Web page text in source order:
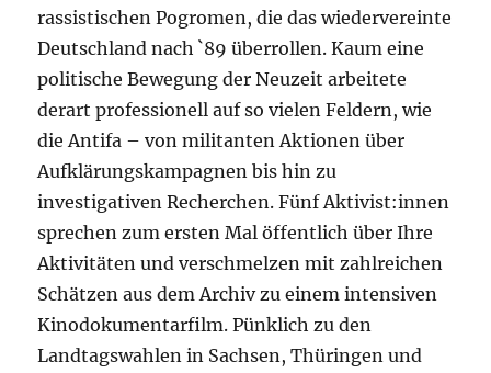
rassistischen Pogromen, die das wiedervereinte
Deutschland nach `89 überrollen. Kaum eine
politische Bewegung der Neuzeit arbeitete
derart professionell auf so vielen Feldern, wie
die Antifa – von militanten Aktionen über
Aufklärungskampagnen bis hin zu
investigativen Recherchen. Fünf Aktivist:innen
sprechen zum ersten Mal öffentlich über Ihre
Aktivitäten und verschmelzen mit zahlreichen
Schätzen aus dem Archiv zu einem intensiven
Kinodokumentarfilm. Pünklich zu den
Landtagswahlen in Sachsen, Thüringen und